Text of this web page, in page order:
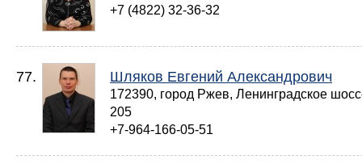
+7 (4822) 32-36-32
77. Шляков Евгений Александрович
172390, город Ржев, Ленинградское
205
+7-964-166-05-51